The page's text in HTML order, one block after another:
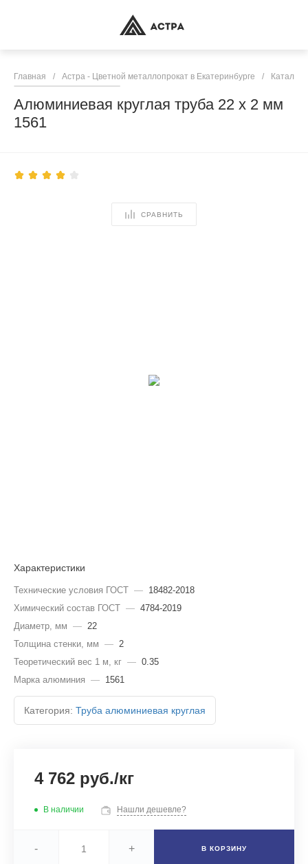
Главная / Астра - Цветной металлопрокат в Екатеринбурге / Каталог
Алюминиевая круглая труба 22 х 2 мм
1561
СРАВНИТЬ
Характеристики
Технические условия ГОСТ — 18482-2018
Химический состав ГОСТ — 4784-2019
Диаметр, мм — 22
Толщина стенки, мм — 2
Теоретический вес 1 м, кг — 0.35
Марка алюминия — 1561
Категория: Труба алюминиевая круглая
4 762 руб./кг
В наличии Нашли дешевле?
- + В КОРЗИНУ